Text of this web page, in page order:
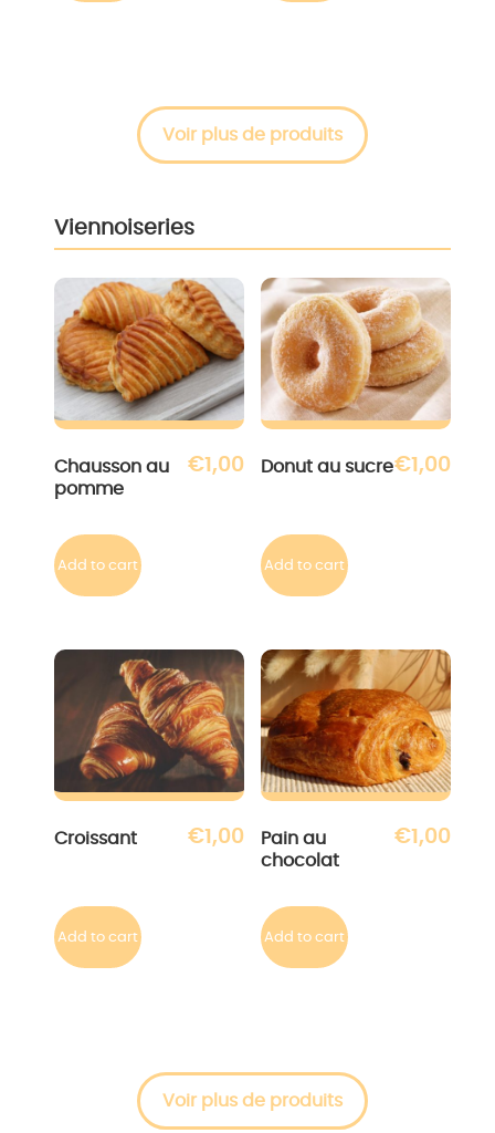
Voir plus de produits
Viennoiseries
Chausson au
pomme
€1,00
Add to cart
Donut au sucre€1,00
Add to cart
Croissant €1,00
Add to cart
Pain au
chocolat
€1,00
Add to cart
Voir plus de produits